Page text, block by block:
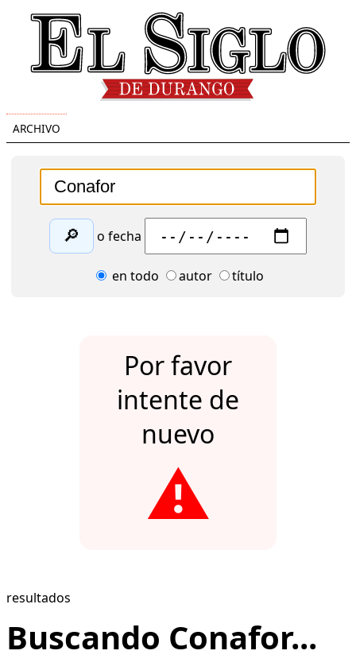
ARCHIVO
🔎 o fecha
en todo autor título
Por favor
intente de
nuevo
⚠️
resultados
Buscando Conafor...